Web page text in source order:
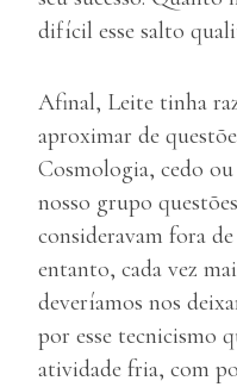
difícil esse salto
Afinal, Leite tinha
aproximar de
Cosmologia, cedo
nosso grupo
consideravam fora
entanto, cada vez
deveríamos nos
por esse tecnicismo
atividade fria, com